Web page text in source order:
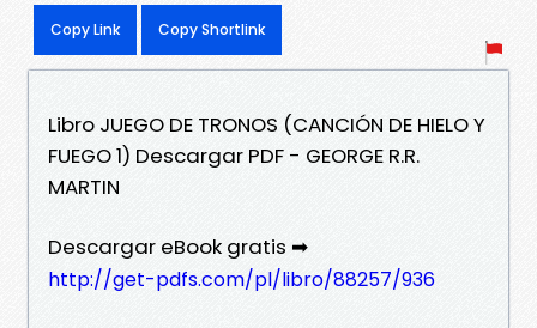
Copy Link Copy Shortlink
Libro JUEGO DE TRONOS (CANCIÓN DE HIELO Y
FUEGO 1) Descargar PDF - GEORGE R.R.
MARTIN
Descargar eBook gratis ➡
http://get-pdfs.com/pl/libro/88257/936